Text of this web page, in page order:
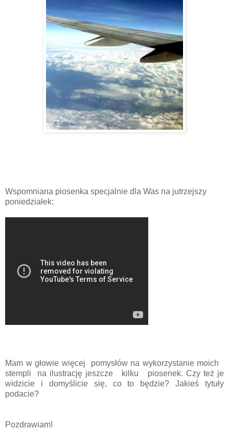
Wspomniana piosenka specjalnie dla Was na jutrzejszy
poniedziałek:
Mam w głowie więcej pomysłów na wykorzystanie moich
stempli na ilustrację jeszcze kilku piosenek. Czy też je
widzicie i domyślicie się, co to będzie? Jakieś tytuły
podacie?
Pozdrawiam!